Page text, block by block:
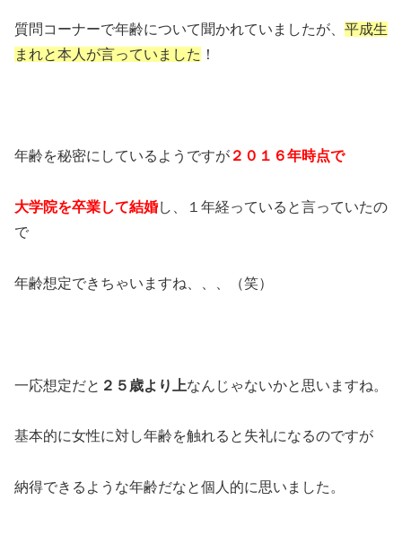
質問コーナーで年齢について聞かれていましたが、 平成生
まれと本人が言っていました ！
年齢を秘密にしているようですが ２０１６年時点で
大学院を卒業して結婚し、１年経っていると言っていたの
で
年齢想定できちゃいますね、、、（笑）
一応想定だと ２５歳より上なんじゃないかと思いますね。
基本的に女性に対し年齢を触れると失礼になるのですが
納得できるような年齢だなと個人的に思いました。